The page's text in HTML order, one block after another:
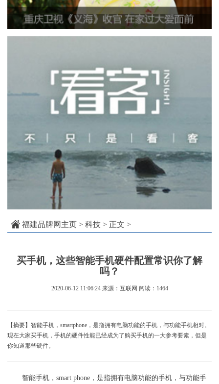
福建品牌网主页 > 科技 > 正文 >
买手机，这些智能手机硬件配置常识你了解
吗？
2020-06-12 11:06:24 来源：互联网 阅读：1464
【摘要】智能手机，smartphone，是指拥有电脑功能的手机，与功能手机相对。
现在大家买手机，手机的硬件性能已经成为了购买手机的一大参考要素，但是
你知道那些硬件。
智能手机，smart phone，是指拥有电脑功能的手机，与功能手